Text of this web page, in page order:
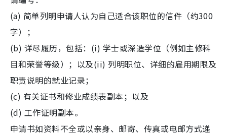
(a) 简单列明申请人认为自己适合该职位的信件（约300
字）；
(b) 详尽履历，包括：(i) 学士或深造学位（例如主修科
目和荣誉等级）；以及(ii) 列明职位、详细的雇用期限及
职责说明的就业记录；
(c) 有关证书和修业成绩表副本；以及
(d) 工作证明副本。
申请书如资料不全或以亲身、邮寄、传真或电邮方式递